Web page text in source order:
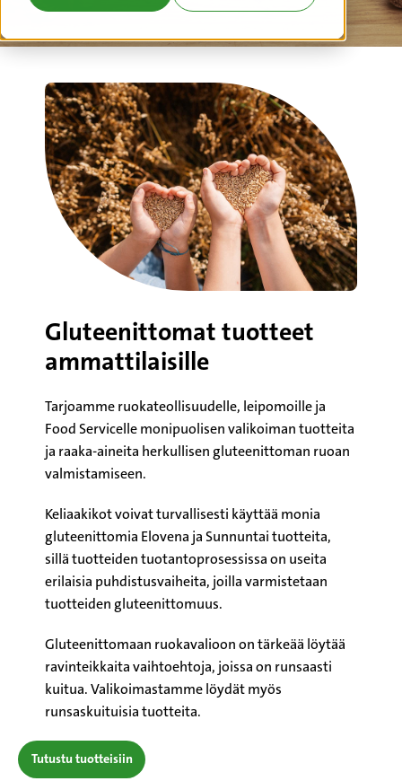
Gluteenittomat tuotteet
ammattilaisille
Tarjoamme ruokateollisuudelle, leipomoille ja
Food Servicelle monipuolisen valikoiman tuotteita
ja raaka-aineita herkullisen gluteenittoman ruoan
valmistamiseen.
Keliaakikot voivat turvallisesti käyttää monia
gluteenittomia Elovena ja Sunnuntai tuotteita,
sillä tuotteiden tuotantoprosessissa on useita
erilaisia puhdistusvaiheita, joilla varmistetaan
tuotteiden gluteenittomuus.
Gluteenittomaan ruokavalioon on tärkeää löytää
ravinteikkaita vaihtoehtoja, joissa on runsaasti
kuitua.Valikoimastamme löydät myös
runsaskuituisia tuotteita.
Tutustu tuotteisiin